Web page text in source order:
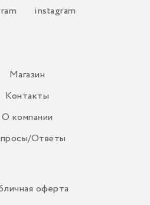
instagram
Магазин
Контакты
О компании
Ответы
оферта